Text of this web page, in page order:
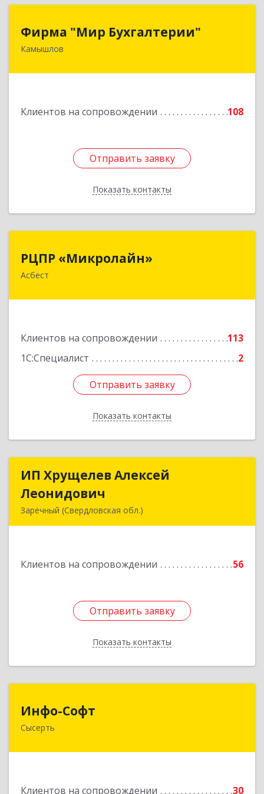
Фирма "Мир Бухгалтерии"
Камышлов
Клиентов на сопровождении 108
Отправить заявку
Показать контакты
624860, Свердловская обл, Камышлов г,
Отправить заявку
Назад
РЦПР «Микролайн»
Асбест
Клиентов на сопровождении
113
1С:Специалист
2
Отправить заявку
Показать контакты
РЦПР «Микролайн»
624272, Свердловская обл, Асбест г, имени В.И.
Отправить заявку
Назад
ИП Хрущелев Алексей
Леонидович
Заречный (Свердловская обл.)
Клиентов на сопровождении 56
Отправить заявку
Показать контакты
ИП Хрущелев Алексей
Подробнее
Отправить заявку
Назад
Инфо-Софт
Сысерть
Клиентов на сопровождении 30
624021, Свердловская обл, Сысерть г, Коммуны